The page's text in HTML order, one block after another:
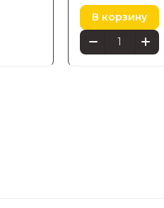
В корзину